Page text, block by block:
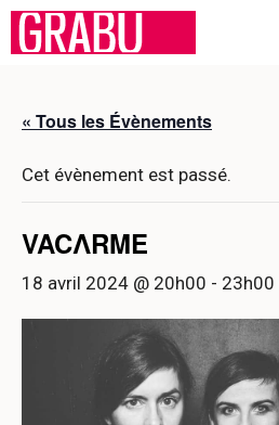
Aller
« Tous les Évènements
Cet évènement est passé.
VACΛRME
18 avril 2024 @ 20h00 - 23h00